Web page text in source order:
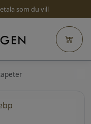
som du vill